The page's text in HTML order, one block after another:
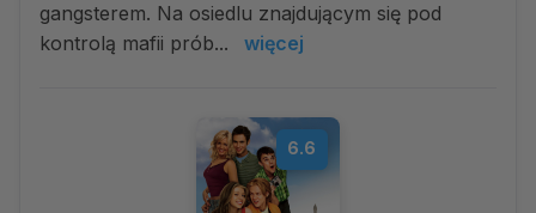
gangsterem. Na osiedlu znajdującym się pod
kontrolą mafii prób...
więcej
6.6